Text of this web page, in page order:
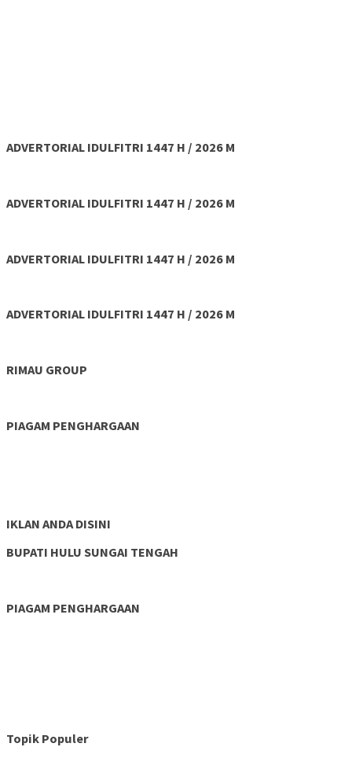
ADVERTORIAL IDULFITRI 1447 H / 2026 M
ADVERTORIAL IDULFITRI 1447 H / 2026 M
ADVERTORIAL IDULFITRI 1447 H / 2026 M
ADVERTORIAL IDULFITRI 1447 H / 2026 M
RIMAU GROUP
PIAGAM PENGHARGAAN
IKLAN ANDA DISINI
BUPATI HULU SUNGAI TENGAH
PIAGAM PENGHARGAAN
Topik Populer